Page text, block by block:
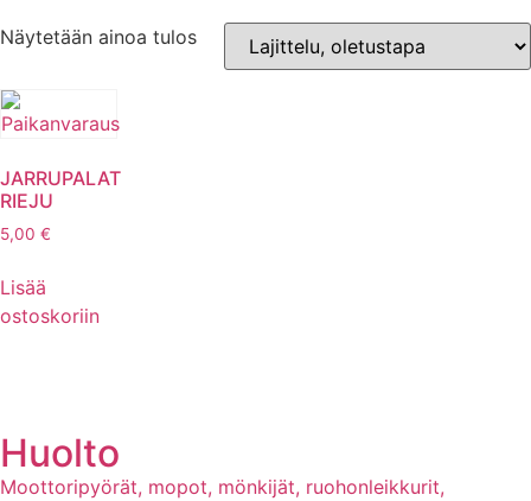
Näytetään ainoa tulos
JARRUPALAT
RIEJU
5,00 €
Lisää
ostoskoriin
Huolto
Moottoripyörät, mopot, mönkijät, ruohonleikkurit,